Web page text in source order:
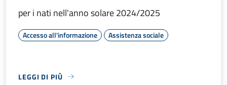
per i nati nell'anno solare 2024/2025
Accesso all'informazione Assistenza sociale
LEGGI DI PIÙ